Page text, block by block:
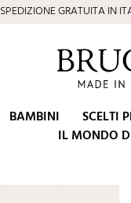
SPEDIZIONE GRATUITA IN
BAMBINI SCELTI
IL MONDO